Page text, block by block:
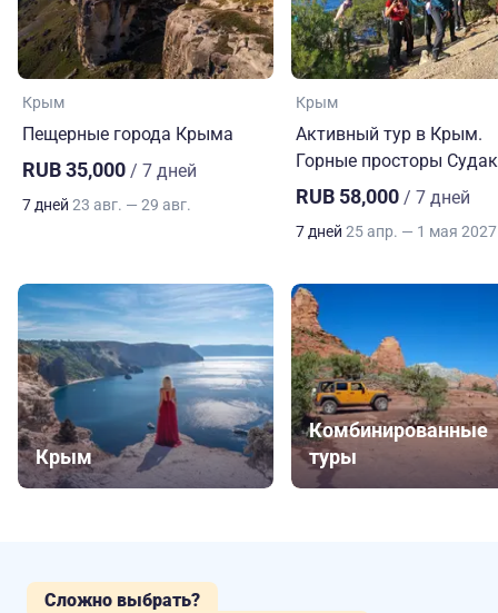
Крым
Пещерные города Крыма
RUB 35,000 / 7 дней
7 дней 23 авг. — 29 авг.
Крым
Активный тур в Крым.
Горные просторы
RUB 58,000 / 7 дней
7 дней 25 апр. — 1 мая
Крым
Комбинированные
туры
Сложно выбрать?